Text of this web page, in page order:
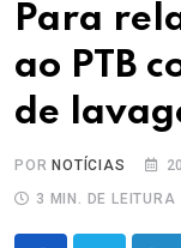
Para
ao PTB
de
POR NOTÍCIAS
3 MIN. DE LEITURA